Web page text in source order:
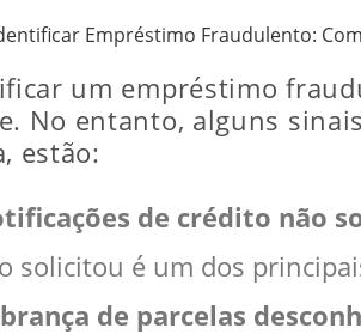
Empréstimo Fraudulento:
um empréstimo
No entanto, alguns
estão:
de crédito não
solicitou é um dos
de parcelas